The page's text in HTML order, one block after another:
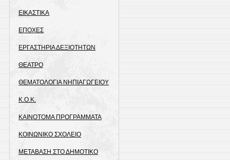
ΕΙΚΑΣΤΙΚΑ
ΕΠΟΧΕΣ
ΕΡΓΑΣΤΗΡΙΑ ΔΕΞΙΟΤΗΤΩΝ
ΘΕΑΤΡΟ
ΘΕΜΑΤΟΛΟΓΙΑ ΝΗΠΙΑΓΩΓΕΙΟΥ
Κ.Ο.Κ.
ΚΑΙΝΟΤΟΜΑ ΠΡΟΓΡΑΜΜΑΤΑ
ΚΟΙΝΩΝΙΚΟ ΣΧΟΛΕΙΟ
ΜΕΤΑΒΑΣΗ ΣΤΟ ΔΗΜΟΤΙΚΟ